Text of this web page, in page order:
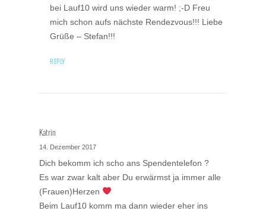
bei Lauf10 wird uns wieder warm! ;-D Freu
mich schon aufs nächste Rendezvous!!! Liebe
Grüße – Stefan!!!
REPLY
Katrin
14. Dezember 2017
Dich bekomm ich scho ans Spendentelefon ?
Es war zwar kalt aber Du erwärmst ja immer alle
(Frauen)Herzen
Beim Lauf10 komm ma dann wieder eher ins